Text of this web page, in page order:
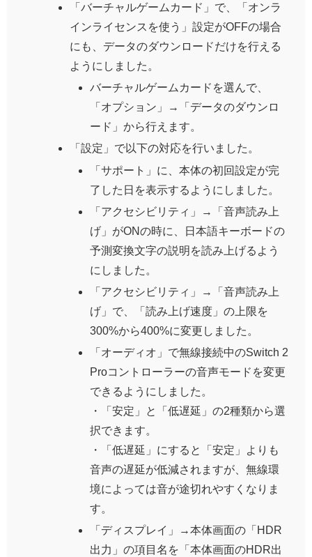
「バーチャルゲームカード」で、「オンラ
インライセンスを使う」設定がOFFの場合
にも、データのダウンロードだけを行える
ようにしました。
バーチャルゲームカードを選んで、
「オプション」→「データのダウンロ
ード」から行えます。
「設定」で以下の対応を行いました。
「サポート」に、本体の初回設定が完
了した日を表示するようにしました。
「アクセシビリティ」→「音声読み上
げ」がONの時に、日本語キーボードの
予測変換文字の説明を読み上げるよう
にしました。
「アクセシビリティ」→「音声読み上
げ」で、「読み上げ速度」の上限を
300%から400%に変更しました。
「オーディオ」で無線接続中のSwitch 2
Proコントローラーの音声モードを変更
できるようにしました。
・「安定」と「低遅延」の2種類から選
択できます。
・「低遅延」にすると「安定」よりも
音声の遅延が低減されますが、無線環
境によっては音が途切れやすくなりま
す。
「ディスプレイ」→本体画面の「HDR
出力」の項目名を「本体画面のHDR出